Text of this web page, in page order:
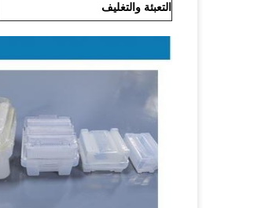
التعبئة والتغليف